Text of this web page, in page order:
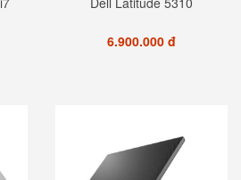
6.900.000 đ